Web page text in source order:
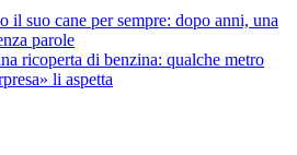
il suo cane per sempre: dopo anni, una
parole
ricoperta di benzina: qualche metro
li aspetta